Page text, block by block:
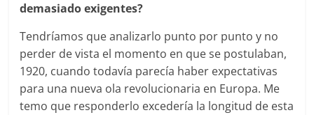
demasiado exigentes?
Tendríamos que analizarlo punto por punto y no
perder de vista el momento en que se postulaban,
1920, cuando todavía parecía haber expectativas
para una nueva ola revolucionaria en Europa. Me
temo que responderlo excedería la longitud de esta